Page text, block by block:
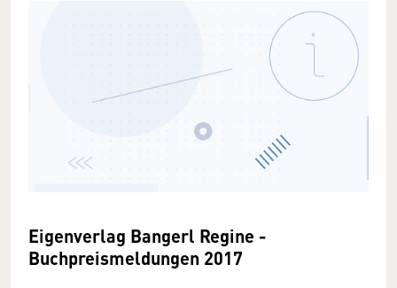
Eigenverlag Bangerl Regine -
Buchpreismeldungen 2017